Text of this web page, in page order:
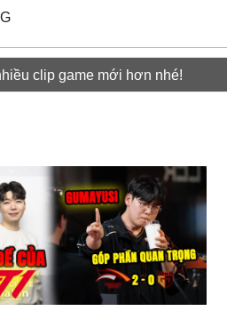
clip game mới hơn nhé!